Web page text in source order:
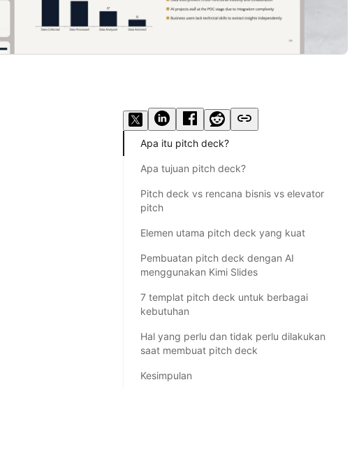
Apa itu pitch deck?
Apa tujuan pitch deck?
Pitch deck vs rencana bisnis vs elevator
pitch
Elemen utama pitch deck yang kuat
Pembuatan pitch deck dengan AI
menggunakan Kimi Slides
7 templat pitch deck untuk berbagai
kebutuhan
Hal yang perlu dan tidak perlu dilakukan
saat membuat pitch deck
Kesimpulan